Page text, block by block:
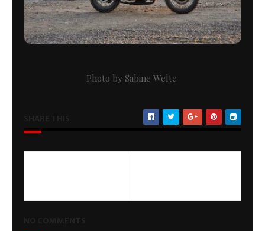
Photo by Sabine Welte